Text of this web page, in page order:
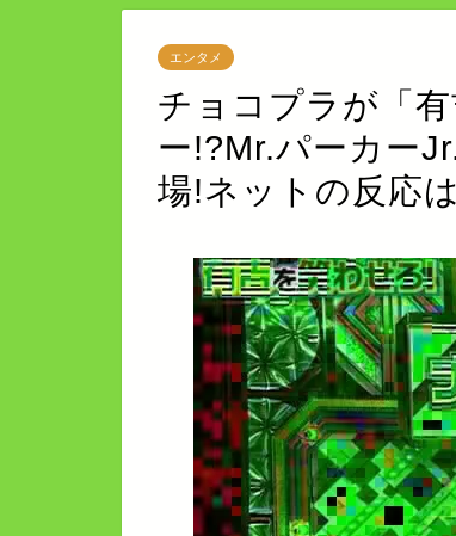
エンタメ
チョコプラが「
ー!?Mr.パーカー
場!ネットの反応